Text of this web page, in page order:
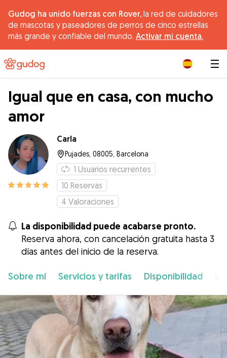
Gudog ha unido fuerzas con Rover, la red de cuidadores
de mascotas y paseadores de perros de cinco estrellas
más grande y confiable del mundo. Activar mi cuenta.
Igual que en casa, con mucho
amor
Carla
Pujades, 08005, Barcelona
1 Usuarios recurrentes
10 Reservas
4 Valoraciones
La disponibilidad puede acabarse pronto.
Reserva ahora, con cancelación gratuita hasta 3
días antes del inicio de la reserva.
Sobre mí Servicios y tarifas Disponibilidad